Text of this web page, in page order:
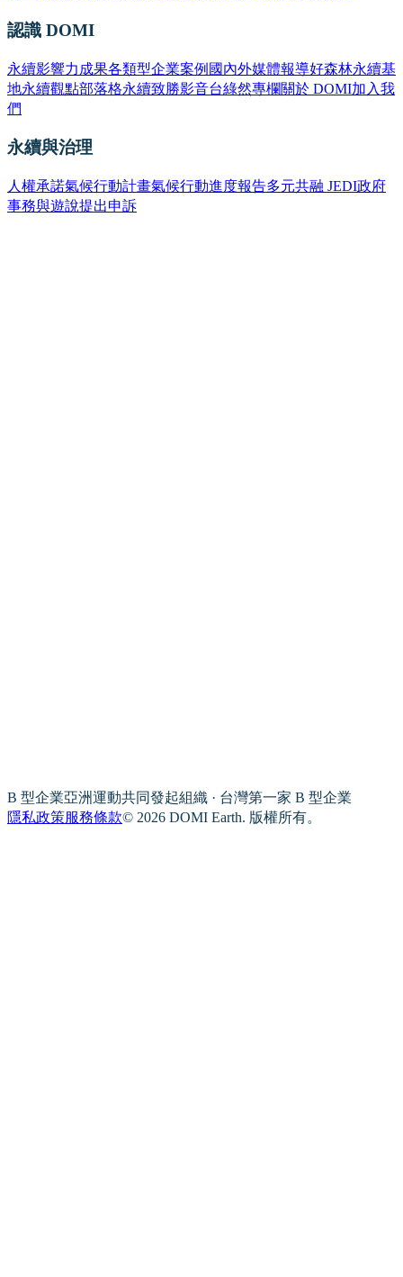
認識 DOMI
永續影響力成果各類型企業案例 國內外媒體報導好森林永續基
地永續觀點部落格永續致勝影音台綠然專欄關於 DOMI加入我
們
永續與治理
人權承諾氣候行動計畫氣候行動進度報告多元共融 JEDI政府
事務與遊說提出申訴
B 型企業亞洲運動共同發起組織 · 台灣第一家 B 型企業
隱私政策服務條款© 2026 DOMI Earth. 版權所有。